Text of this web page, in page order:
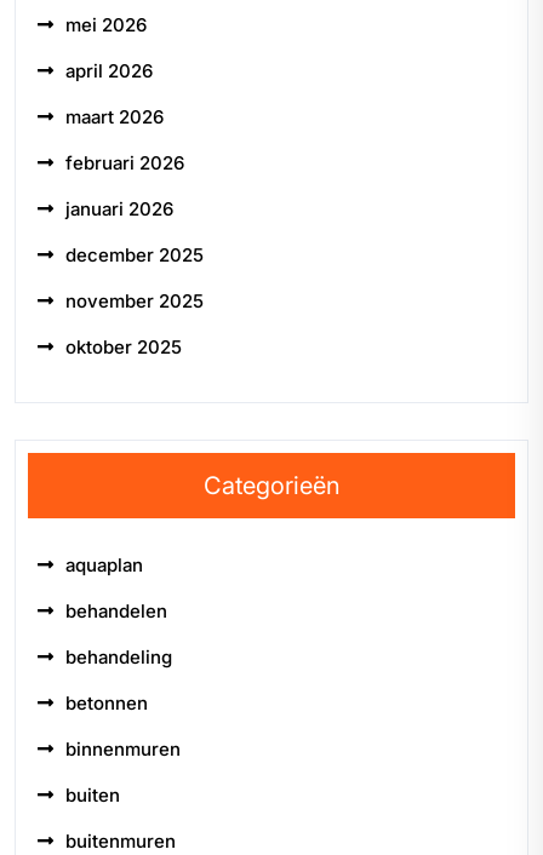
mei 2026
april 2026
maart 2026
februari 2026
januari 2026
december 2025
november 2025
oktober 2025
Categorieën
aquaplan
behandelen
behandeling
betonnen
binnenmuren
buiten
buitenmuren